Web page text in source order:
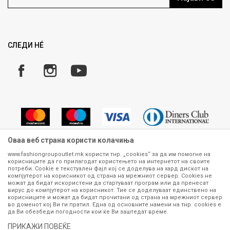
Замена и рефундација на производи
Плаќање
СЛЕДИ НÉ
Сите информации околу производите кои се изложени на нашата
онлајн продавница се стремиме да бидат конкретни, точни и прецизни,
меѓутоа не можеме да гарантираме дека се без ниту една грешка или
пак дека сите производи во моментот се достапни на залиха.
Фотографиите се најверодостојниот приказ на производот. Доколку
дојде до потреба за замена на производ или рефундација, процедурата
контактирајте не на телефонскиот број 070 275 363 или на е-
Оваа веб страна користи колачиња
www.fashiongroupoutlet.mk користи тнр. „cookies“ за да им помогне на
корисниците да го прилагодат користењето на интернетот на своите
потреби. Cookie е текстуален фајл кој се доделува на хард дискот на
компјутерот на корисникот од страна на мрежниот сервер. Cookies не
можат да бидат искористени да стартуваат програм или да пренесат
вирус до компјутерот на корисникот. Тие се доделуваат единствено на
корисниците и можат да бидат прочитани од страна на мрежниот сервер
во доменот кој Ви ги пратил. Една од основните намени на тнр. сookies е
да Ви обезбеди погодности кои ќе Ви заштедат време.
ПРИКАЖИ ПОВЕЌЕ